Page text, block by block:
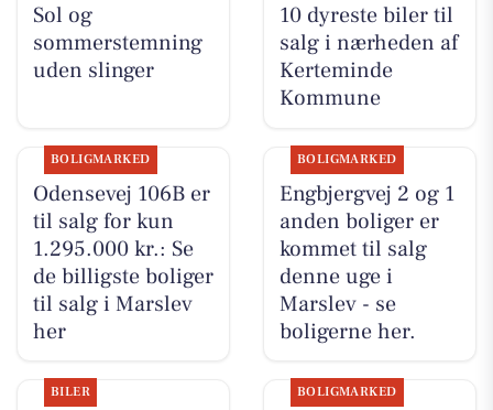
Sol og
sommerstemning
uden slinger
10 dyreste biler til
salg i nærheden af
Kerteminde
Kommune
BOLIGMARKED
Odensevej 106B er
til salg for kun
1.295.000 kr.: Se
de billigste boliger
til salg i Marslev
her
BOLIGMARKED
Engbjergvej 2 og 1
anden boliger er
kommet til salg
denne uge i
Marslev - se
boligerne her.
BILER BOLIGMARKED